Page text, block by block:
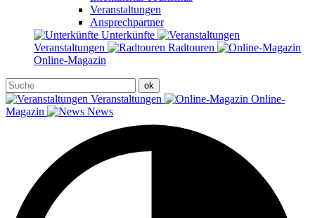
Veranstaltungen
Ansprechpartner
Unterkünfte
Veranstaltungen
Radtouren
Online-Magazin
Veranstaltungen
Online-
Magazin
News